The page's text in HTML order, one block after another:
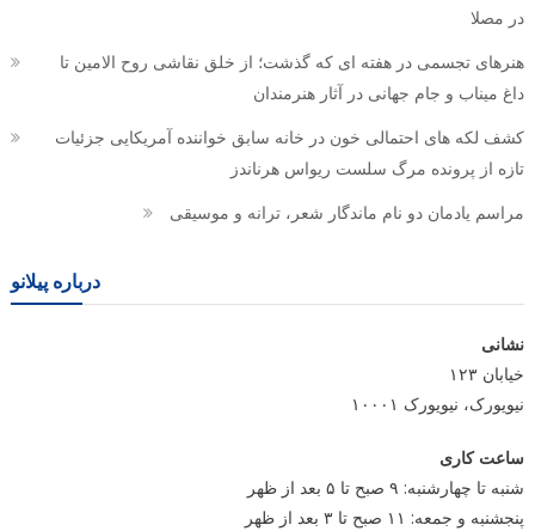
در مصلا
هنرهای تجسمی در هفته ای که گذشت؛ از خلق نقاشی روح الامین تا
داغ میناب و جام جهانی در آثار هنرمندان
کشف لکه های احتمالی خون در خانه سابق خواننده آمریکایی جزئیات
تازه از پرونده مرگ سلست ریواس هرناندز
مراسم یادمان دو نام ماندگار شعر، ترانه و موسیقی
درباره پیلانو
نشانی
خیابان ۱۲۳
نیویورک، نیویورک ۱۰۰۰۱
ساعت کاری
شنبه تا چهارشنبه: ۹ صبح تا ۵ بعد از ظهر
پنجشنبه و جمعه: ۱۱ صبح تا ۳ بعد از ظهر